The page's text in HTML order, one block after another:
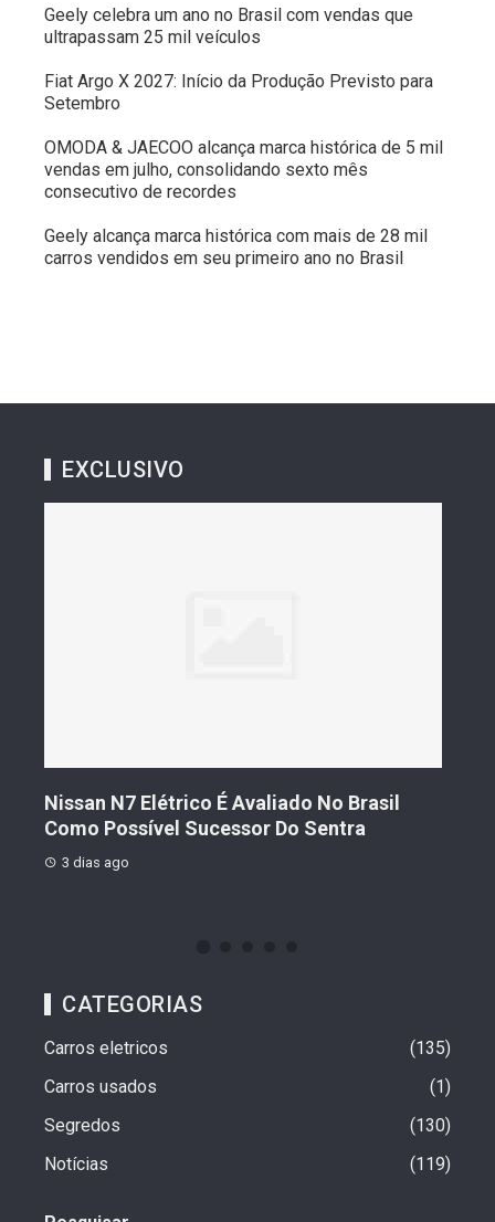
Geely celebra um ano no Brasil com vendas que
ultrapassam 25 mil veículos
Fiat Argo X 2027: Início da Produção Previsto para
Setembro
OMODA & JAECOO alcança marca histórica de 5 mil
vendas em julho, consolidando sexto mês
consecutivo de recordes
Geely alcança marca histórica com mais de 28 mil
carros vendidos em seu primeiro ano no Brasil
EXCLUSIVO
Nissan N7 Elétrico É Avaliado No Brasil
Como Possível Sucessor Do Sentra
3 dias ago
CATEGORIAS
Carros eletricos
135
Carros usados
1
Segredos
130
Notícias
119